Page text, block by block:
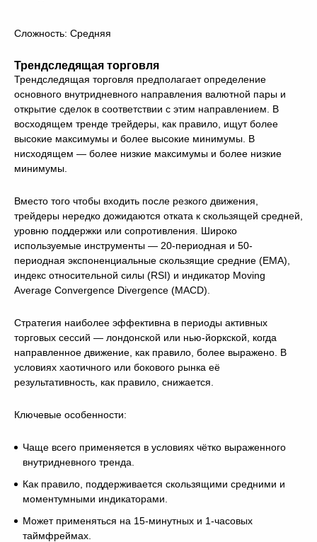
Сложность: Средняя
Трендследящая торговля
Трендследящая торговля предполагает определение
основного внутридневного направления валютной пары и
открытие сделок в соответствии с этим направлением. В
восходящем тренде трейдеры, как правило, ищут более
высокие максимумы и более высокие минимумы. В
нисходящем — более низкие максимумы и более низкие
минимумы.
Вместо того чтобы входить после резкого движения,
трейдеры нередко дожидаются отката к скользящей средней,
уровню поддержки или сопротивления. Широко
используемые инструменты — 20-периодная и 50-
периодная экспоненциальные скользящие средние (EMA),
индекс относительной силы (RSI) и индикатор Moving
Average Convergence Divergence (MACD).
Стратегия наиболее эффективна в периоды активных
торговых сессий — лондонской или нью-йоркской, когда
направленное движение, как правило, более выражено. В
условиях хаотичного или бокового рынка её
результативность, как правило, снижается.
Ключевые особенности:
Чаще всего применяется в условиях чётко выраженного
внутридневного тренда.
Как правило, поддерживается скользящими средними и
моментумными индикаторами.
Может применяться на 15-минутных и 1-часовых
таймфреймах.